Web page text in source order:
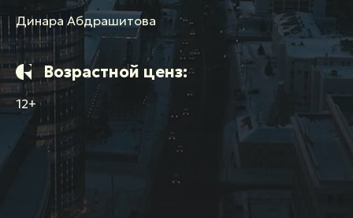
Динара Абдрашитова
Возрастной ценз:
12+